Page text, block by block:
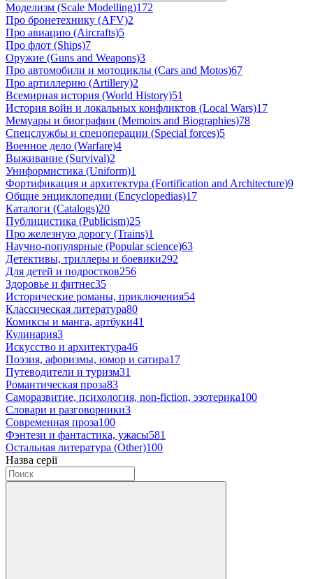
Моделизм (Scale Modelling)172
Про бронетехнику (AFV)2
Про авиацию (Aircrafts)5
Про флот (Ships)7
Оружие (Guns and Weapons)3
Про автомобили и мотоциклы (Cars and Motos)67
Про артиллерию (Artillery)2
Всемирная история (World History)51
История войн и локальных конфликтов (Local Wars)17
Мемуары и биографии (Memoirs and Biographies)78
Спецслужбы и спецоперации (Special forces)5
Военное дело (Warfare)4
Выживание (Survival)2
Униформистика (Uniform)1
Фортификация и архитектура (Fortification and Architecture)9
Общие энциклопедии (Encyclopedias)17
Каталоги (Catalogs)20
Публицистика (Publicism)25
Про железную дорогу (Trains)1
Научно-популярные (Popular science)63
Детективы, триллеры и боевики292
Для детей и подростков256
Здоровье и фитнес35
Исторические романы, приключения54
Классическая литература80
Комиксы и манга, артбуки41
Кулинария3
Искусство и архитектура46
Поэзия, афоризмы, юмор и сатира17
Путеводители и туризм31
Романтическая проза83
Саморазвитие, психология, non-fiction, эзотерика100
Словари и разговорники3
Современная проза100
Фэнтези и фантастика, ужасы581
Остальная литература (Other)100
Назва серії